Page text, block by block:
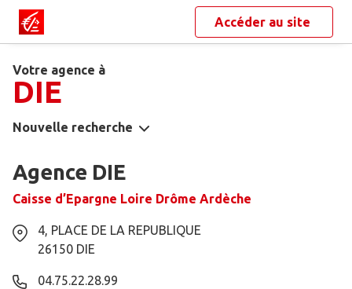
Accéder au site
Votre agence à
DIE
Nouvelle recherche
Agence DIE
Caisse d’Epargne Loire Drôme Ardèche
4, PLACE DE LA REPUBLIQUE
26150 DIE
04.75.22.28.99